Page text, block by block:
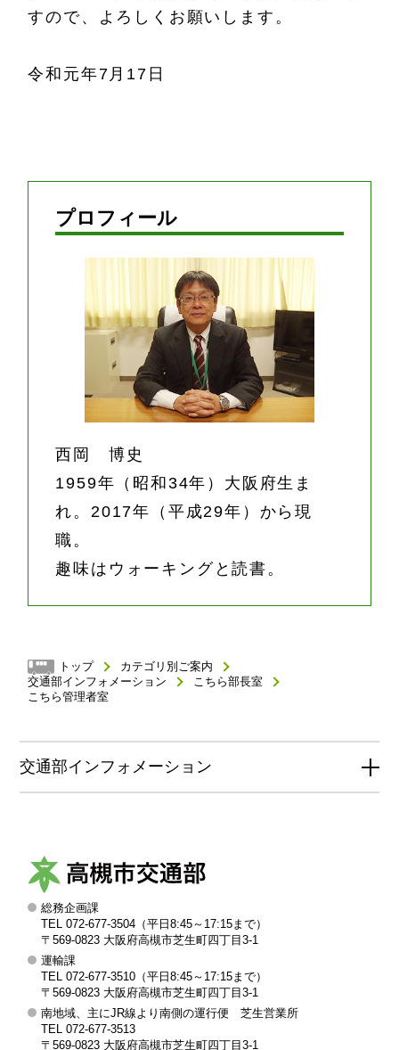
すので、よろしくお願いします。
令和元年7月17日
プロフィール
西岡 博史
1959年（昭和34年）大阪府生ま
れ。2017年（平成29年）から現
職。
趣味はウォーキングと読書。
トップ
カテゴリ別ご案内
交通部インフォメーション
こちら部長室
こちら管理者室
交通部インフォメーション
槻
交
通
部
総務企画課
TEL 072-677-3504（平日8:45～17:15まで）
〒569-0823 大阪府高槻市芝生町四丁目3-1
運輸課
TEL 072-677-3510（平日8:45～17:15まで）
〒569-0823 大阪府高槻市芝生町四丁目3-1
南地域、主にJR線より南側の運行便 芝生営業所
TEL 072-677-3513
〒569-0823 大阪府高槻市芝生町四丁目3-1